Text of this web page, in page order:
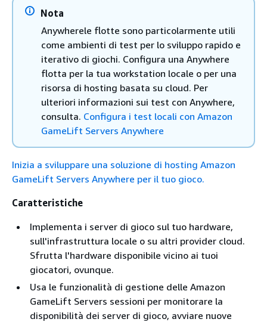
Nota
Anywherele flotte sono particolarmente utili
come ambienti di test per lo sviluppo rapido e
iterativo di giochi. Configura una Anywhere
flotta per la tua workstation locale o per una
risorsa di hosting basata su cloud. Per
ulteriori informazioni sui test con Anywhere,
consulta. Configura i test locali con Amazon
GameLift Servers Anywhere
Inizia a sviluppare una soluzione di hosting Amazon
GameLift Servers Anywhere per il tuo gioco.
Caratteristiche
Implementa i server di gioco sul tuo hardware,
sull'infrastruttura locale o su altri provider cloud.
Sfrutta l'hardware disponibile vicino ai tuoi
giocatori, ovunque.
Usa le funzionalità di gestione delle Amazon
GameLift Servers sessioni per monitorare la
disponibilità dei server di gioco, avviare nuove